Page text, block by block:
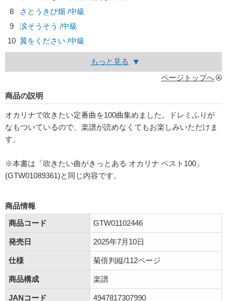
8
さとうきび畑 /中級
9
涙そうそう /中級
10 翼をください /中級
もっと見る
ページトップへ
商品の説明
オカリナで吹きたい定番曲を100曲集めました。ドレミふりが
なもついているので、楽譜が読めなくてもお楽しみいただけま
す。
※本書は「吹きたい曲がきっとある オカリナ ベスト100」
(GTW01089361)と同じ内容です。
商品情報
商品コード
GTW01102446
発売日 2025年7月10日
仕様 菊倍判縦/112ページ
商品構成 楽譜
JANコード 4947817307990